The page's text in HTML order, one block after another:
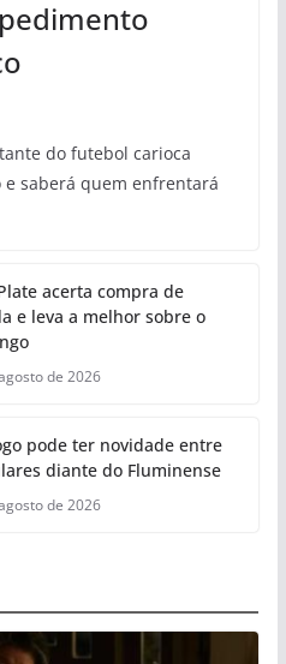
do futebol carioca
saberá quem enfrentará
acerta compra de
e leva a melhor sobre o
de 2026
pode ter novidade entre
diante do Fluminense
de 2026